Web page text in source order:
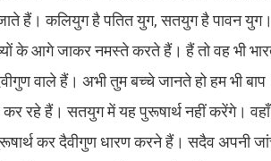
हैं। कलियुग है पतित युग, सतयुग है पावन
के आगे जाकर नमस्ते करते हैं। हैं तो वह भी
वाले हैं। अभी तुम बच्चे जानते हो हम भी बाप
कर रहे हैं। सतयुग में यह पुरूषार्थ नहीं करेंगे। वहाँ
कर दैवीगुण धारण करने हैं। सदैव अपनी